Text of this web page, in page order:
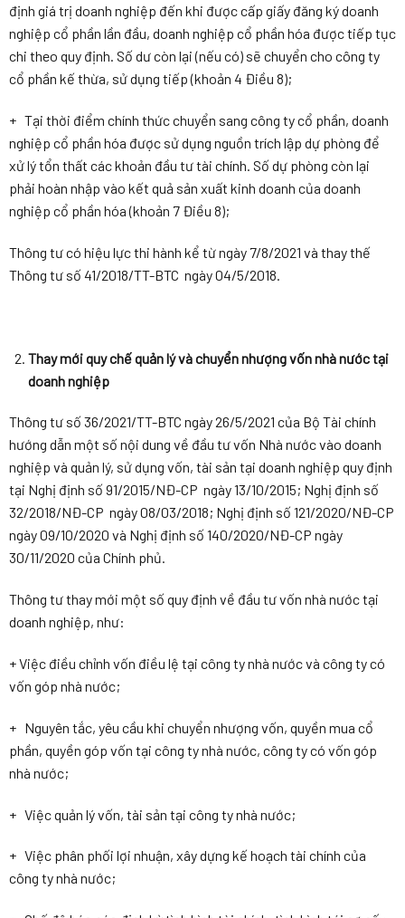
định giá trị doanh nghiệp đến khi được cấp giấy đăng ký doanh
nghiệp cổ phần lần đầu, doanh nghiệp cổ phần hóa được tiếp tục
chi theo quy định. Số dư còn lại (nếu có) sẽ chuyển cho công ty
cổ phần kế thừa, sử dụng tiếp (khoản 4 Điều 8);
+ Tại thời điểm chính thức chuyển sang công ty cổ phần, doanh
nghiệp cổ phần hóa được sử dụng nguồn trích lập dự phòng để
xử lý tổn thất các khoản đầu tư tài chính. Số dự phòng còn lại
phải hoàn nhập vào kết quả sản xuất kinh doanh của doanh
nghiệp cổ phần hóa (khoản 7 Điều 8);
Thông tư có hiệu lực thi hành kể từ ngày 7/8/2021 và thay thế
Thông tư số 41/2018/TT-BTC ngày 04/5/2018.
Thay mới quy chế quản lý và chuyển nhượng vốn nhà nước tại
doanh nghiệp
Thông tư số 36/2021/TT-BTC ngày 26/5/2021 của Bộ Tài chính
hướng dẫn một số nội dung về đầu tư vốn Nhà nước vào doanh
nghiệp và quản lý, sử dụng vốn, tài sản tại doanh nghiệp quy định
tại Nghị định số 91/2015/NĐ-CP ngày 13/10/2015; Nghị định số
32/2018/NĐ-CP ngày 08/03/2018; Nghị định số 121/2020/NĐ-CP
ngày 09/10/2020 và Nghị định số 140/2020/NĐ-CP ngày
30/11/2020 của Chính phủ.
Thông tư thay mới một số quy định về đầu tư vốn nhà nước tại
doanh nghiệp, như:
+ Việc điều chỉnh vốn điều lệ tại công ty nhà nước và công ty có
vốn góp nhà nước;
+ Nguyên tắc, yêu cầu khi chuyển nhượng vốn, quyền mua cổ
phần, quyền góp vốn tại công ty nhà nước, công ty có vốn góp
nhà nước;
+ Việc quản lý vốn, tài sản tại công ty nhà nước;
+ Việc phân phối lợi nhuận, xây dựng kế hoạch tài chính của
công ty nhà nước;